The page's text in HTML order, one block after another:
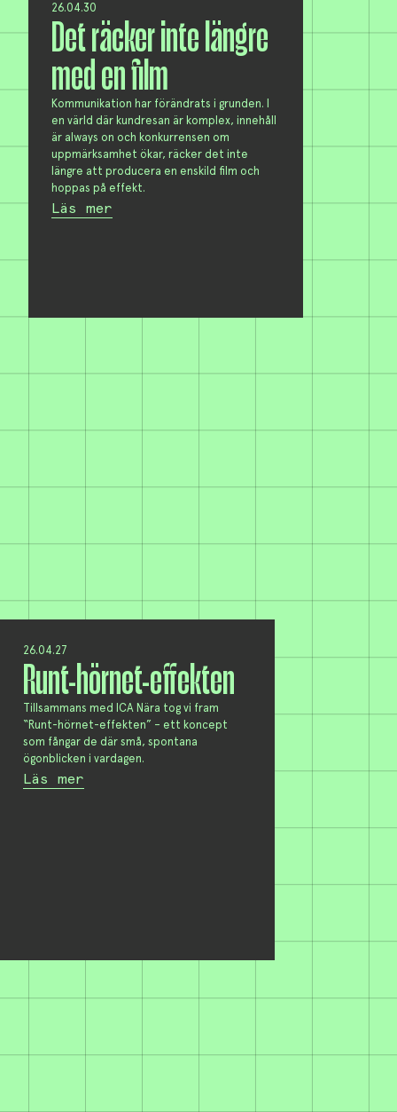
26.04.30
Det räcker inte längre
med en film
Kommunikation har förändrats i grunden. I
en värld där kundresan är komplex, innehåll
är always on och konkurrensen om
uppmärksamhet ökar, räcker det inte
längre att producera en enskild film och
hoppas på effekt.
Läs mer
26.04.27
Runt-hörnet-effekten
Tillsammans med ICA Nära tog vi fram
“Runt-hörnet-effekten” – ett koncept
som fångar de där små, spontana
ögonblicken i vardagen.
Läs mer